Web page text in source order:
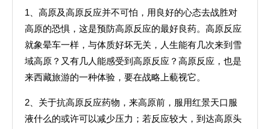
1、高原及高原反应并不可怕，用良好的心态去战胜对
高原的恐惧，这是预防高原反应的最好良药。高原反应
就象晕车一样，与体质好坏无关，人生能有几次来到雪
域高原？又有几人能感受到高原反应？高原反应，也是
来西藏旅游的一种体验，要在战略上藐视它。
2、关于抗高原反应药物，来高原前，服用红景天口服
液什么的或许可以减少压力；若反应较大，到达高原头